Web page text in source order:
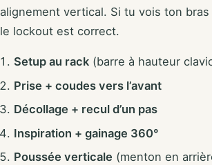
alignement vertical. Si tu vois ton
le lockout est correct.
Setup au rack(barre à hauteur
Prise + coudes vers l’avant
Décollage + recul d’un pas
Inspiration + gainage 360°
Poussée verticale (menton en